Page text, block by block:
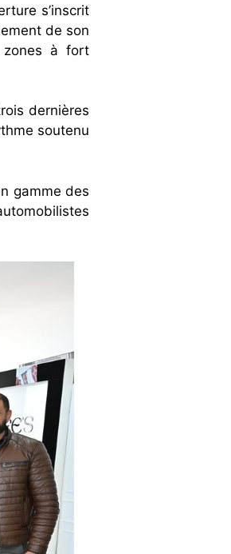
s’inscrit
de son
zones à fort
dernières
soutenu
gamme des